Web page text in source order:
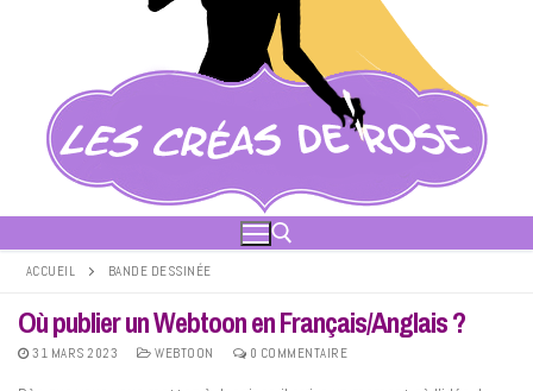
Rechercher :
ACCUEIL BANDE DESSINÉE
Où publier un Webtoon en Français/Anglais ?
31 MARS 2023 WEBTOON 0 COMMENTAIRE